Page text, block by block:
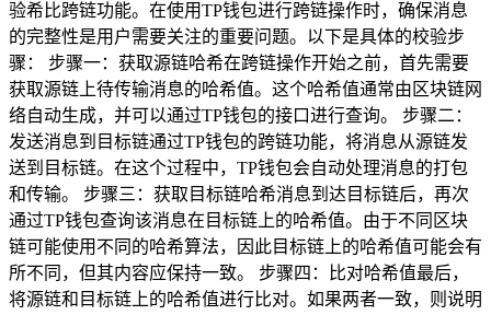
验希比跨链功能。在使用TP钱包进行跨链操作时，确保消息
的完整性是用户需要关注的重要问题。以下是具体的校验步
骤： 步骤一：获取源链哈希在跨链操作开始之前，首先需要
获取源链上待传输消息的哈希值。这个哈希值通常由区块链网
络自动生成，并可以通过TP钱包的接口进行查询。 步骤二：
发送消息到目标链通过TP钱包的跨链功能，将消息从源链发
送到目标链。在这个过程中，TP钱包会自动处理消息的打包
和传输。 步骤三：获取目标链哈希消息到达目标链后，再次
通过TP钱包查询该消息在目标链上的哈希值。由于不同区块
链可能使用不同的哈希算法，因此目标链上的哈希值可能会有
所不同，但其内容应保持一致。 步骤四：比对哈希值最后，
将源链和目标链上的哈希值进行比对。如果两者一致，则说明